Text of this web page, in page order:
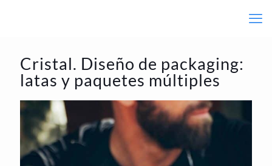
Cristal. Diseño de packaging:
latas y paquetes múltiples